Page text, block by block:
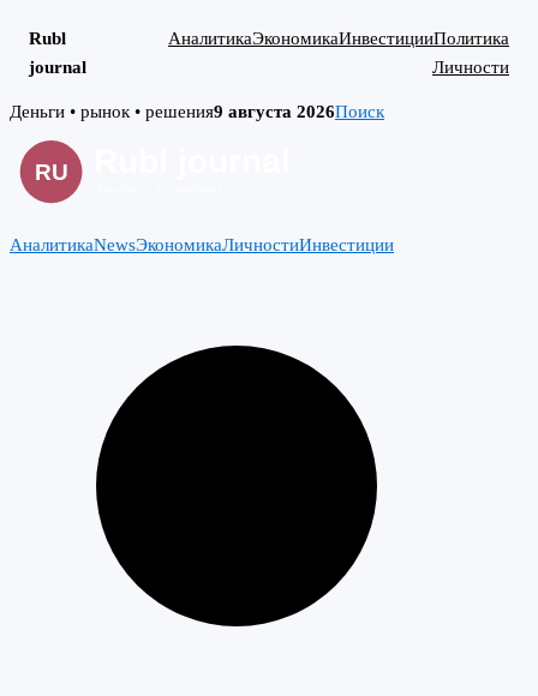
Rubl
journal
АналитикаЭкономикаИнвестицииПолитика
Личности
Skip
content
Деньги • рынок • решения9 августа 2026Поиск
АналитикаNewsЭкономикаЛичностиИнвестиции